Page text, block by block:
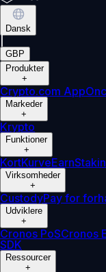
Dansk
GBP
Produkter
+
Crypto.com App
Markeder
+
Krypto
Funktioner
+
KortKurveEarn
Virksomheder
+
CustodyPay for
Udviklere
+
Cronos PoSCronos
SDK
Ressourcer
+